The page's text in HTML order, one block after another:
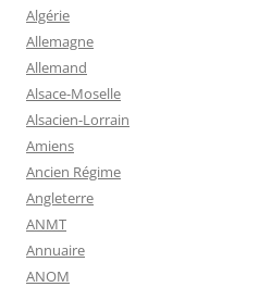
Algérie
Allemagne
Allemand
Alsace-Moselle
Alsacien-Lorrain
Amiens
Ancien Régime
Angleterre
ANMT
Annuaire
ANOM